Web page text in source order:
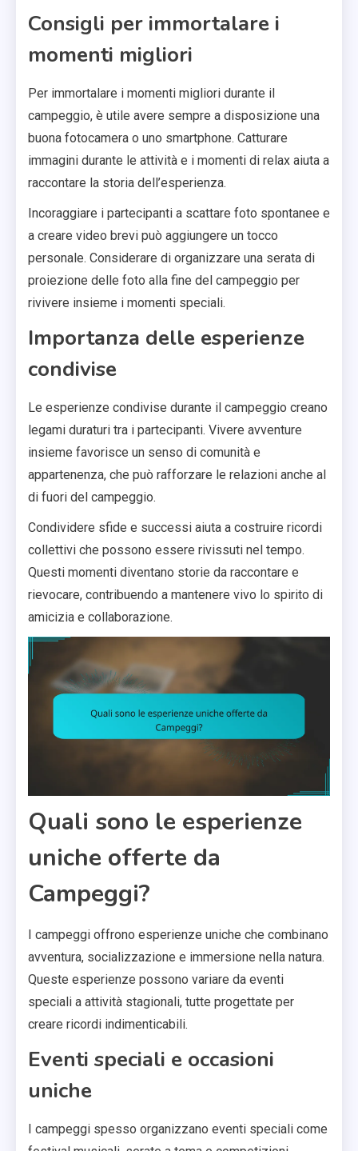
Consigli per immortalare i
momenti migliori
Per immortalare i momenti migliori durante il
campeggio, è utile avere sempre a disposizione una
buona fotocamera o uno smartphone. Catturare
immagini durante le attività e i momenti di relax aiuta a
raccontare la storia dell’esperienza.
Incoraggiare i partecipanti a scattare foto spontanee e
a creare video brevi può aggiungere un tocco
personale. Considerare di organizzare una serata di
proiezione delle foto alla fine del campeggio per
rivivere insieme i momenti speciali.
Importanza delle esperienze
condivise
Le esperienze condivise durante il campeggio creano
legami duraturi tra i partecipanti. Vivere avventure
insieme favorisce un senso di comunità e
appartenenza, che può rafforzare le relazioni anche al
di fuori del campeggio.
Condividere sfide e successi aiuta a costruire ricordi
collettivi che possono essere rivissuti nel tempo.
Questi momenti diventano storie da raccontare e
rievocare, contribuendo a mantenere vivo lo spirito di
amicizia e collaborazione.
Quali sono le esperienze
uniche offerte da
Campeggi?
I campeggi offrono esperienze uniche che combinano
avventura, socializzazione e immersione nella natura.
Queste esperienze possono variare da eventi
speciali a attività stagionali, tutte progettate per
creare ricordi indimenticabili.
Eventi speciali e occasioni
uniche
I campeggi spesso organizzano eventi speciali come